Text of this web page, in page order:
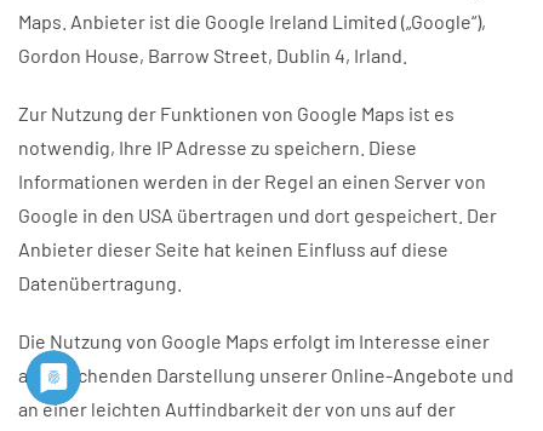
Maps. Anbieter ist die Google Ireland Limited („Google“),
Gordon House, Barrow Street, Dublin 4, Irland.
Zur Nutzung der Funktionen von Google Maps ist es
notwendig, Ihre IP Adresse zu speichern. Diese
Informationen werden in der Regel an einen Server von
Google in den USA übertragen und dort gespeichert. Der
Anbieter dieser Seite hat keinen Einfluss auf diese
Datenübertragung.
Die Nutzung von Google Maps erfolgt im Interesse einer
ansprechenden Darstellung unserer Online-Angebote und
an einer leichten Auffindbarkeit der von uns auf der